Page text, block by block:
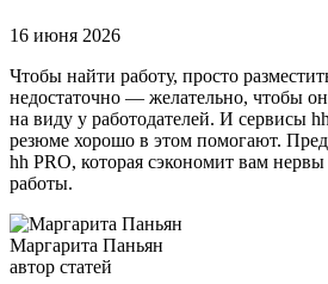
16 июня 2026
Чтобы найти работу, просто
недостаточно — желательно, чтобы
на виду у работодателей. И сервисы
резюме хорошо в этом помогают.
hh PRO, которая сэкономит вам
работы.
Маргарита Паньян
автор статей